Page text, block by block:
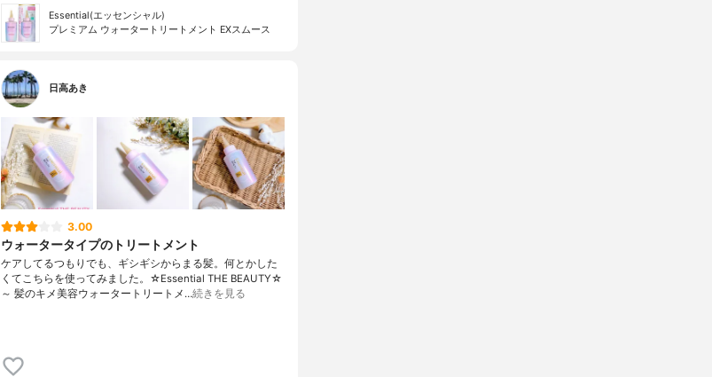
Essential(エッセンシャル)
プレミアム ウォータートリートメント EXスムース
日高あき
3.00
ウォータータイプのトリートメント
ケアしてるつもりでも、ギシギシからまる髪。何とかした
くてこちらを使ってみました。☆Essential THE BEAUTY☆
～ 髪のキメ美容ウォータートリートメ…続きを見る